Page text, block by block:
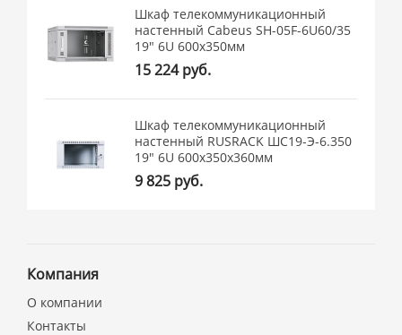
Шкаф телекоммуникационный
настенный Cabeus SH-05F-6U60/35
19" 6U 600x350мм
15 224 руб.
Шкаф телекоммуникационный
настенный RUSRACK ШС19-Э-6.350
19" 6U 600x350x360мм
9 825 руб.
Компания
О компании
Контакты